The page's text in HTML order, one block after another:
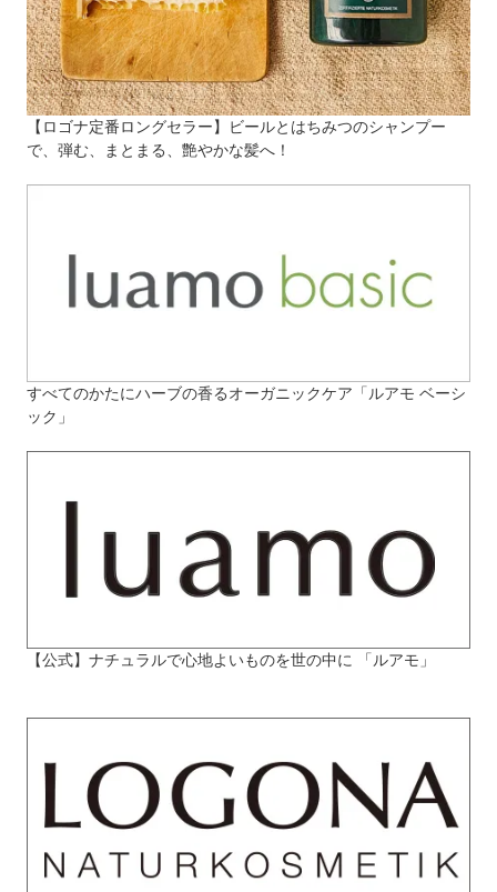
【ロゴナ定番ロングセラー】ビールとはちみつのシャンプー
で、弾む、まとまる、艶やかな髪へ！
すべてのかたにハーブの香るオーガニックケア「ルアモ ベーシ
ック」
【公式】ナチュラルで心地よいものを世の中に 「ルアモ」